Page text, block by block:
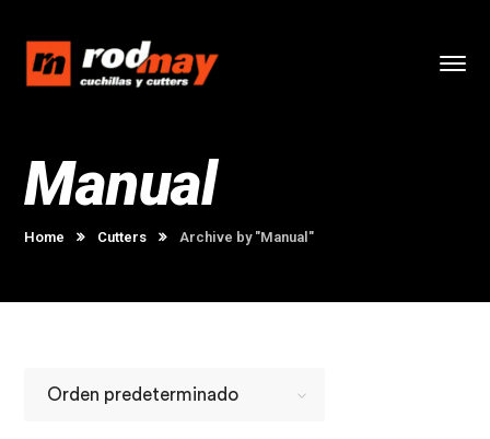
Manual
Home Cutters Archive by "Manual"